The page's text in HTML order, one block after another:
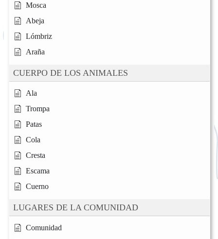
Mosca
Abeja
Lómbriz
Araña
CUERPO DE LOS ANIMALES
Ala
Trompa
Patas
Cola
Cresta
Escama
Cuerno
LUGARES DE LA COMUNIDAD
Comunidad